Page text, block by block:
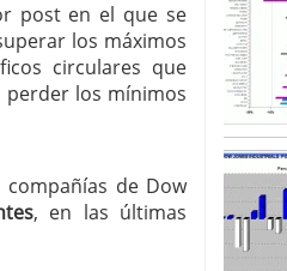
post en el que se
los máximos
circulares que
los mínimos
de Dow
, en las últimas